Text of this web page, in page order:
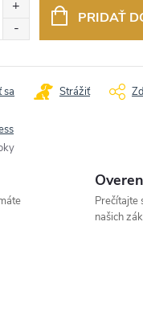
PRIDAŤ
sa Strážiť
Prečítajte
našich